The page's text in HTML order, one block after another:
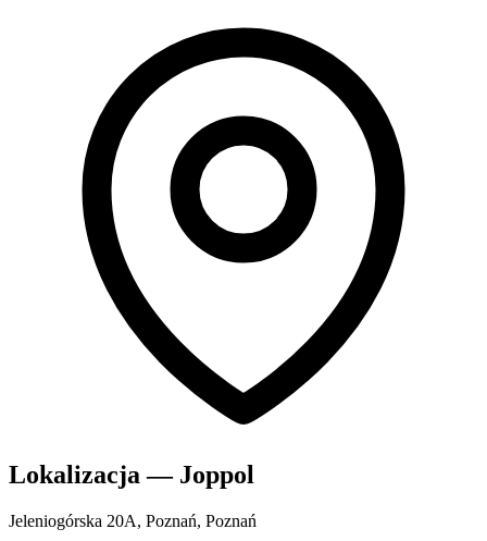
Lokalizacja — Joppol
Jeleniogórska 20A, Poznań, Poznań